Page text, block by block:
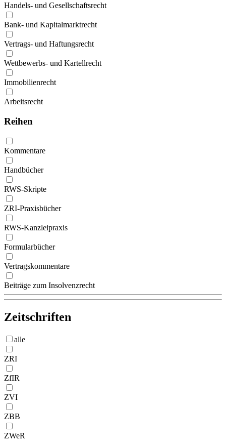
Handels- und Gesellschaftsrecht
Bank- und Kapitalmarktrecht
Vertrags- und Haftungsrecht
Wettbewerbs- und Kartellrecht
Immobilienrecht
Arbeitsrecht
Reihen
Kommentare
Handbücher
RWS-Skripte
ZRI-Praxisbücher
RWS-Kanzleipraxis
Formularbücher
Vertragskommentare
Beiträge zum Insolvenzrecht
Zeitschriften
alle
ZRI
ZfIR
ZVI
ZBB
ZWeR